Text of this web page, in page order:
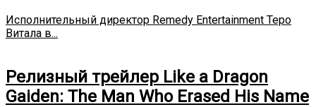
Исполнительный директор Remedy Entertainment Теро
Витала в...
Релизный трейлер Like a Dragon
Gaiden: The Man Who Erased His Name